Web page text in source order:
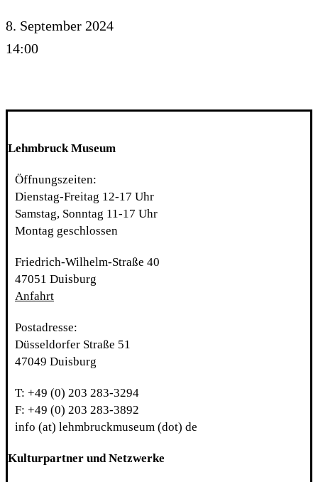
8. September 2024
14:00
Lehmbruck Museum
Öffnungszeiten:
Dienstag-Freitag 12-17 Uhr
Samstag, Sonntag 11-17 Uhr
Montag geschlossen
Friedrich-Wilhelm-Straße 40
47051 Duisburg
Anfahrt
Postadresse:
Düsseldorfer Straße 51
47049 Duisburg
T: +49 (0) 203 283-3294
F: +49 (0) 203 283-3892
info (at) lehmbruckmuseum (dot) de
Kulturpartner und Netzwerke